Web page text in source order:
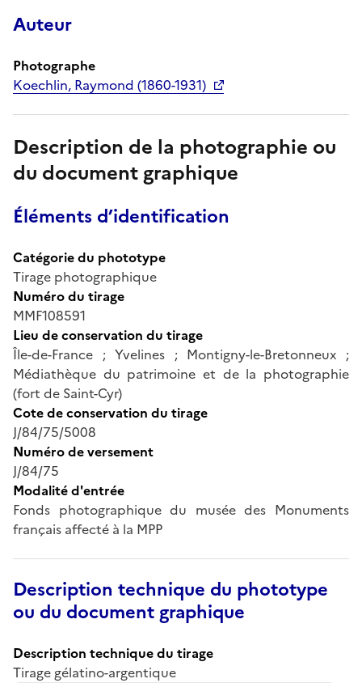
Auteur
Photographe
Koechlin, Raymond (1860-1931)
Description de la photographie ou
du document graphique
Éléments d’identification
Catégorie du phototype
Tirage photographique
Numéro du tirage
MMF108591
Lieu de conservation du tirage
Île-de-France ; Yvelines ; Montigny-le-Bretonneux ;
Médiathèque du patrimoine et de la photographie
(fort de Saint-Cyr)
Cote de conservation du tirage
J/84/75/5008
Numéro de versement
J/84/75
Modalité d'entrée
Fonds photographique du musée des Monuments
français affecté à la MPP
Description technique du phototype
ou du document graphique
Description technique du tirage
Tirage gélatino-argentique